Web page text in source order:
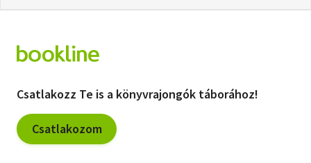
Csatlakozz Te is a könyvrajongók táborához!
Csatlakozom